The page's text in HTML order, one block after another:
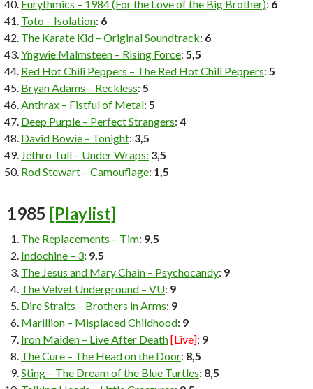
Eurythmics – 1984 (For the Love of the Big Brother): 6
Toto – Isolation: 6
The Karate Kid – Original Soundtrack: 6
Yngwie Malmsteen – Rising Force: 5,5
Red Hot Chili Peppers – The Red Hot Chili Peppers: 5
Bryan Adams – Reckless: 5
Anthrax – Fistful of Metal: 5
Deep Purple – Perfect Strangers: 4
David Bowie – Tonight: 3,5
Jethro Tull – Under Wraps: 3,5
Rod Stewart – Camouflage: 1,5
1985 [Playlist]
The Replacements – Tim: 9,5
Indochine – 3: 9,5
The Jesus and Mary Chain – Psychocandy: 9
The Velvet Underground – VU: 9
Dire Straits – Brothers in Arms: 9
Marillion – Misplaced Childhood: 9
Iron Maiden – Live After Death[Live]: 9
The Cure – The Head on the Door: 8,5
Sting – The Dream of the Blue Turtles: 8,5